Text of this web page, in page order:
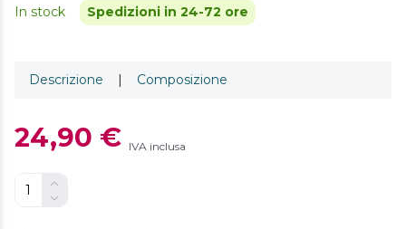
In stock Spedizioni in 24-72 ore
Descrizione | Composizione
24,90 € IVA inclusa